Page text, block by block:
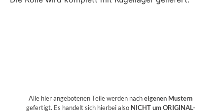
Alle hier angebotenen Teile werden nacheigenen Mustern
gefertigt. Es handelt sich hierbei also NICHT um ORIGINAL-